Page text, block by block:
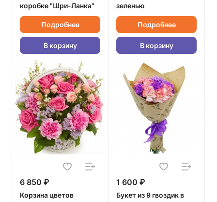
коробке "Шри-Ланка"
Подробнее
В корзину
зеленью
Подробнее
В корзину
6 850 ₽
Корзина цветов
1 600 ₽
Букет из 9 гвоздик в